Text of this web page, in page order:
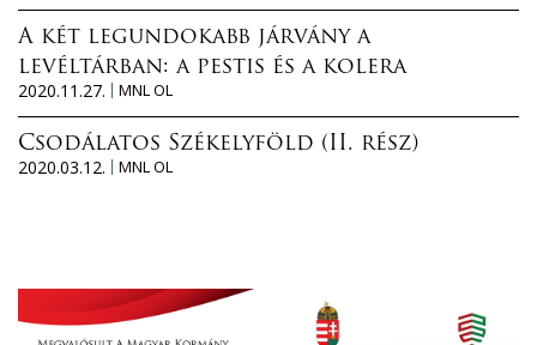
A két legundokabb járvány a
levéltárban: a pestis és a kolera
2020.11.27.
MNL OL
Csodálatos Székelyföld (II. rész)
2020.03.12.
MNL OL